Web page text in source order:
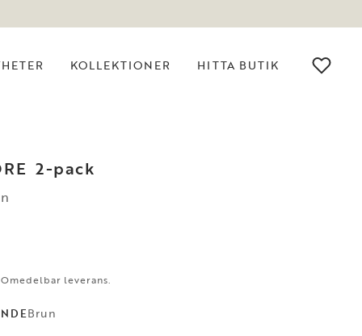
KOLLEKTIONER HITTA BUTIK
2-pack
leverans.
Brun